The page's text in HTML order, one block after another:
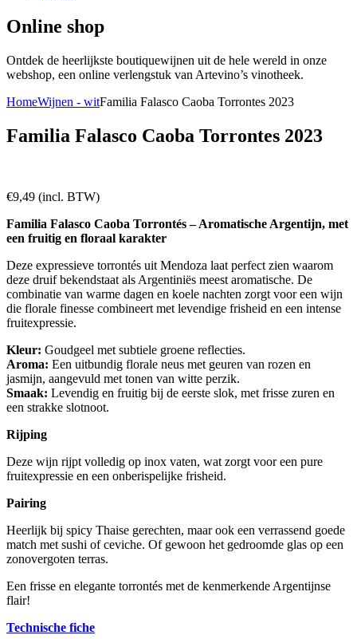
Online shop
Ontdek de heerlijkste boutiquewijnen uit de hele wereld in onze
webshop, een online verlengstuk van Artevino’s vinotheek.
HomeWijnen - witFamilia Falasco Caoba Torrontes 2023
Familia Falasco Caoba Torrontes 2023
€9,49 (incl. BTW)
Familia Falasco Caoba Torrontés – Aromatische Argentijn, met
een fruitig en floraal karakter
Deze expressieve torrontés uit Mendoza laat perfect zien waarom
deze druif bekendstaat als Argentiniës meest aromatische. De
combinatie van warme dagen en koele nachten zorgt voor een wijn
die florale finesse combineert met levendige frisheid en een intense
fruitexpressie.
Kleur: Goudgeel met subtiele groene reflecties.
Aroma: Een uitbundig florale neus met geuren van rozen en
jasmijn, aangevuld met tonen van witte perzik.
Smaak: Levendig en fruitig bij de eerste slok, met frisse zuren en
een strakke slotnoot.
Rijping
Deze wijn rijpt volledig op inox vaten, wat zorgt voor een pure
fruitexpressie en een onberispelijke frisheid.
Pairing
Heerlijk bij spicy Thaise gerechten, maar ook een verrassend goede
match met sushi of ceviche. Of gewoon het gedroomde glas op een
zonovergoten terras.
Een frisse en elegante torrontés met de kenmerkende Argentijnse
flair!
Technische fiche